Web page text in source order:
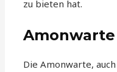
zu bieten hat.
Amonwarte
Die Amonwarte,